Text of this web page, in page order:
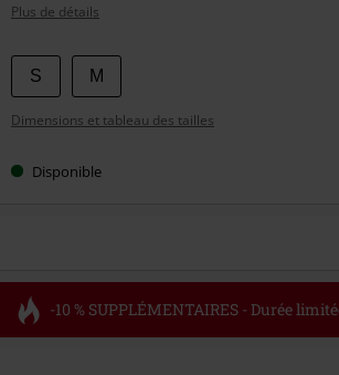
Plus de détails
Choisissez
votre
taille
S M
Dimensions et tableau des tailles
Disponible
-10 % SUPPLÉMENTAIRES - Durée